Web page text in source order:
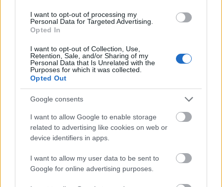
I want to opt-out of processing my
Personal Data for Targeted Advertising.
Opted In
I want to opt-out of Collection, Use,
Retention, Sale, and/or Sharing of my
Personal Data that Is Unrelated with the
Purposes for which it was collected.
Opted Out
Google consents
I want to allow Google to enable storage
related to advertising like cookies on web or
device identifiers in apps.
I want to allow my user data to be sent to
Google for online advertising purposes.
Seitsemäs: Kati Sundqvist, Satu Salonen, Riitta-
Liisa Lassila, Kaisa Varis.
Suomi hylättiin dopingin takia. Suomi sijoittui
viestissä hopealle joukkueella Riikka Sirviö,
Virpi Kuitunen, Kaisa Varis, Pirjo Manninen.
MM-2005, Oberstdorf:
Viides: Kirsi Välimaa, Virpi Kuitunen, Aino-
Olympialaiset 2006, Torino:
Seitsemäs: Aino-Kaisa Saarinen, Virpi Kuitunen,
MM-2007, Sapporo:
Kultaa: Virpi Kuitunen, Aino-Kaisa Saarinen,